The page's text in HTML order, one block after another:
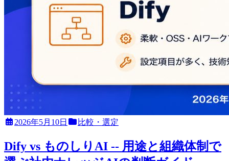
2026年5月10日 比較・選定
Dify vs ものしりAI -- 用途と組織体制で